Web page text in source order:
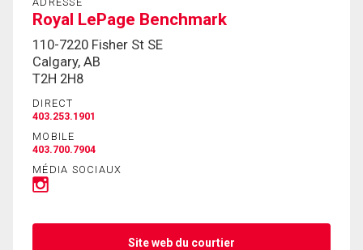
Royal LePage Benchmark
110-7220 Fisher St SE
Calgary, AB
T2H 2H8
DIRECT
403.253.1901
MOBILE
403.700.7904
MÉDIA SOCIAUX
Site web du courtier